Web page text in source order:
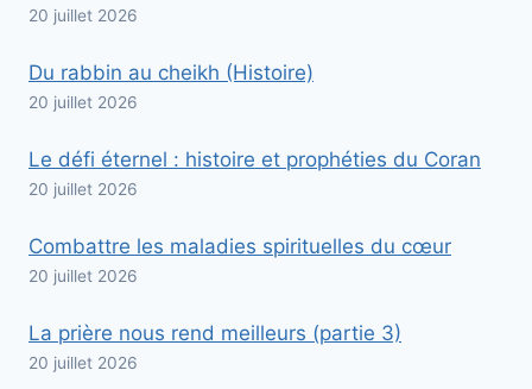
20 juillet 2026
Du rabbin au cheikh (Histoire)
20 juillet 2026
Le défi éternel : histoire et prophéties du Coran
20 juillet 2026
Combattre les maladies spirituelles du cœur
20 juillet 2026
La prière nous rend meilleurs (partie 3)
20 juillet 2026